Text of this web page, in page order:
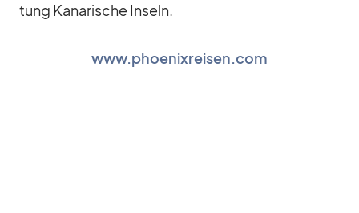
tung Ka­na­ri­sche In­seln.
www.phoenixreisen.com